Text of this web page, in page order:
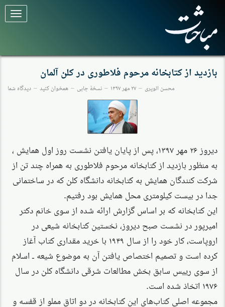
برای
تغییر
کنید
بازدید از کتابخانه مرحوم فلاطوری در کلن آلمان
محسن الویری ۲۷ مهر ۱۳۹۷ نسخهٔ چاپی همخوان کنید دیدگاه شما
دیروز ۲۶ مهر ۱۳۹۷، پس از پایان یافتن نشست روز اول همایش ،
به منظور بازدید از کتابخانه مرحوم فلاطوری به همراه چند تن از
شرکت کنندگان همایش به کتابخانه دانشگاه کلن که در ساختمانی
جدا در بیست کیلومتری محل همایش بود رفتیم.
این کتابخانه که بر اساس گزارش ارائه شده از سوی خانم دکتر
امیرپور در نشست صبح دیروز، نخستین کتابخانه شیعی در
اروپاست، کار خود را از سال ۱۹۴۹ با خرید مقداری کتاب آغاز
کرده است و تصمیم اختصاص یافتن آن به موضوع شیعه ـ اسلام
از سوی رییس سابق بخش مطالعات شرقی دانشگاه کلن در سال
۱۹۷۶ اتخاذ شده است.
مجموعه اصلی کتاب‌های این کتابخانه در دو اتاق مملو از قفسه و